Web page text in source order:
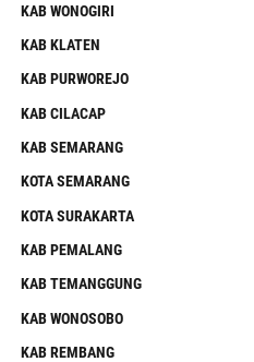
KAB WONOGIRI
KAB KLATEN
KAB PURWOREJO
KAB CILACAP
KAB SEMARANG
KOTA SEMARANG
KOTA SURAKARTA
KAB PEMALANG
KAB TEMANGGUNG
KAB WONOSOBO
KAB REMBANG